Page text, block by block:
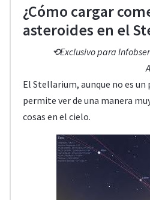
¿Cómo cargar
asteroides en el
⟲Exclusivo para
El Stellarium, aunque no es
permite ver de una manera
cosas en el cielo.